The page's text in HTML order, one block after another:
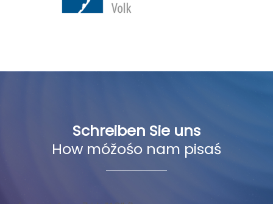
Schreiben Sie uns
How móžośo nam pisaś